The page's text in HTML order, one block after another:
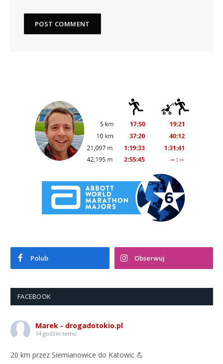
Polub Obserwuj
FACEBOOK
Marek - drogadotokio.pl
14 godzin temu
20 km przez Siemianowice do Katowic 💪